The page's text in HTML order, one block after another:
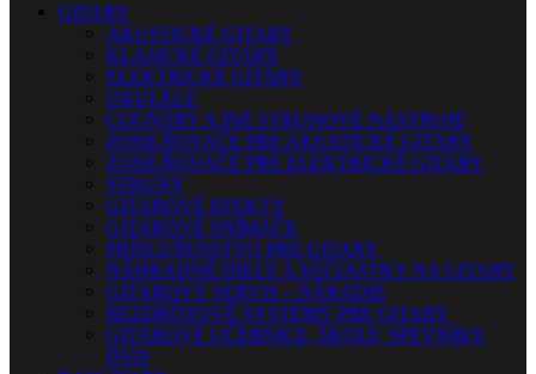
GITARY
AKUSTICKÉ GITARY
KLASICKÉ GITARY
ELEKTRICKÉ GITARY
UKULELE
COUNTRY A INÉ STRUNOVÉ NÁSTROJE
ZOSILŇOVAČE PRE AKUSTICKÉ GITARY
ZOSILŇOVAČE PRE ELEKTRICKÉ GITARY
STRUNY
GITAROVÉ EFEKTY
GITAROVÉ SNÍMAČE
PRÍSLUŠENSTVO PRE GITARY
NÁHRADNÉ DIELY A SÚČIASTKY NA GITARY
GITAROVÝ SERVIS – NÁRADIE
BEZDRÔTOVÉ SYSTÉMY PRE GITARY
GITAROVÉ UČEBNICE, ŠKOLY, SPEVNÍKY,
DVD